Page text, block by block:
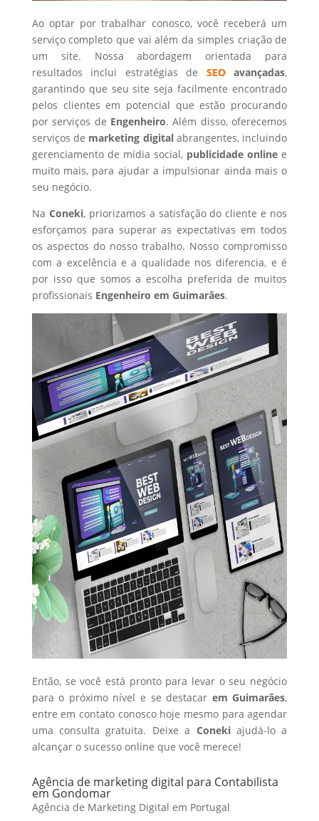
Ao optar por trabalhar conosco, você receberá um
serviço completo que vai além da simples criação de
um site. Nossa abordagem orientada para
resultados inclui estratégias de SEOavançadas,
garantindo que seu site seja facilmente encontrado
pelos clientes em potencial que estão procurando
por serviços de Engenheiro. Além disso, oferecemos
serviços de marketing digital abrangentes, incluindo
gerenciamento de mídia social, publicidade online e
muito mais, para ajudar a impulsionar ainda mais o
seu negócio.
Na Coneki, priorizamos a satisfação do cliente e nos
esforçamos para superar as expectativas em todos
os aspectos do nosso trabalho. Nosso compromisso
com a excelência e a qualidade nos diferencia, e é
por isso que somos a escolha preferida de muitos
profissionais Engenheiro em Guimarães.
Então, se você está pronto para levar o seu negócio
para o próximo nível e se destacar em Guimarães,
entre em contato conosco hoje mesmo para agendar
uma consulta gratuita. Deixe a Conekiajudá-lo a
alcançar o sucesso online que você merece!
Agência de marketing digital para Contabilista
em Gondomar
Agência de Marketing Digital em Portugal